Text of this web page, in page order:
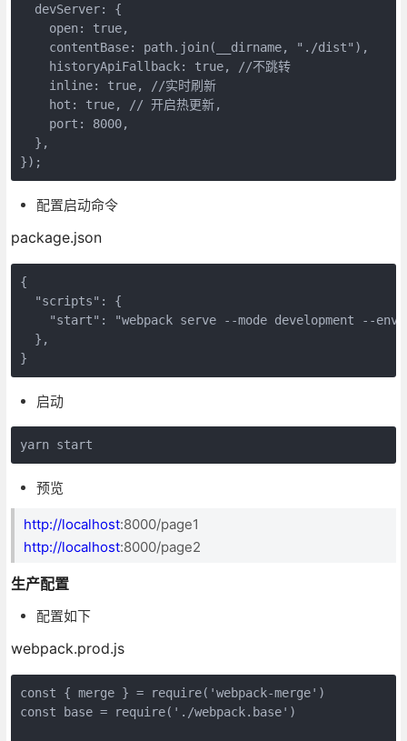
devServer: {
open: true,
contentBase: path.join(__dirname, "./dist" ),
historyApiFallback: true,
//不跳转
inline: true,
//实时刷新
hot : true,
// 开启热更新,
port : 8000,
  },
});
配置启动命令
package.json
{
"scripts" : {
"start" :
"webpack serve --mode development --
  },
}
启动
yarn start
预览
http://localhost:8000/page1
http://localhost:8000/page2
生产配置
配置如下
webpack.prod.js
const { merge } = require( 'webpack-merge'
const base = require( './webpack.base' )